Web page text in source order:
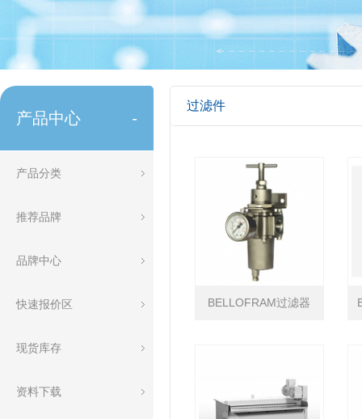
产品中心 -
产品分类
推荐品牌
品牌中心
快速报价区
现货库存
资料下载
过滤件
BELLOFRAM过滤器